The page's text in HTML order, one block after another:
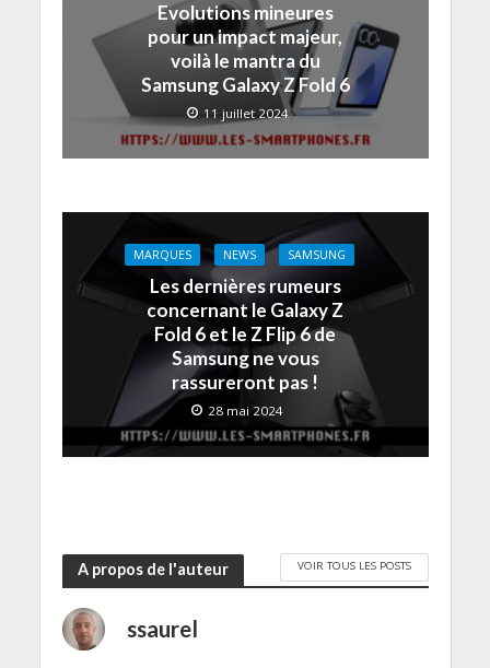
Evolutions mineures
pour un impact majeur,
voilà le mantra du
Samsung Galaxy Z Fold 6
11 juillet 2024
MARQUES NEWS SAMSUNG
Les dernières rumeurs
concernant le Galaxy Z
Fold 6 et le Z Flip 6 de
Samsung ne vous
rassureront pas !
28 mai 2024
A propos de l'auteur VOIR TOUS LES POSTS
ssaurel